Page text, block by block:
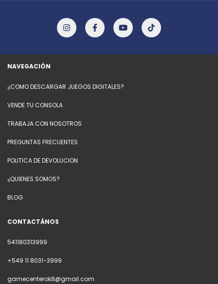
NAVEGACIÓN
¿COMO DESCARGAR JUEGOS DIGITALES?
VENDE TU CONSOLA
TRABAJA CON NOSOTROS
PREGUNTAS FRECUENTES
POLITICA DE DEVOLUCION
¿QUIENES SOMOS?
BLOG
CONTACTÁNOS
541180313999
+549 11 8031-3999
gamecenterok8@gmail.com